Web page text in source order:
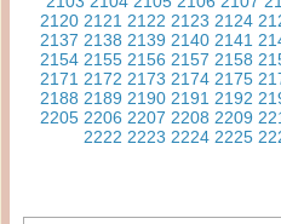
2120 2121 2122 2123 2124
2137 2138 2139 2140 2141
2154 2155 2156 2157 2158
2171 2172 2173 2174 2175
2188 2189 2190 2191 2192
2205 2206 2207 2208 2209
2222 2223 2224 2225